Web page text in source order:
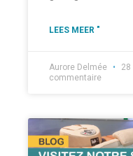
LEES MEER "
Aurore Delmée 28
commentaire